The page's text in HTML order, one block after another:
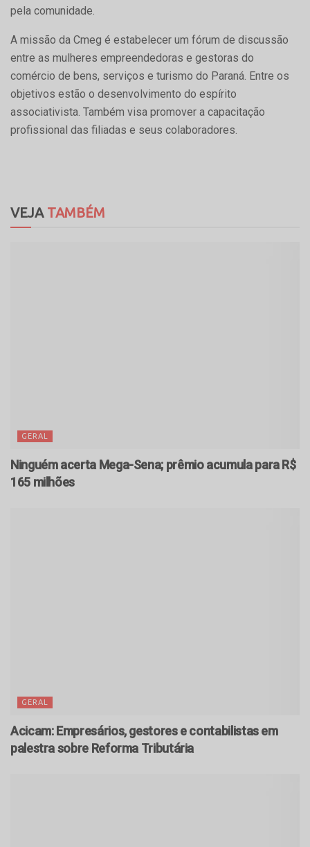
pela comunidade.
A missão da Cmeg é estabelecer um fórum de discussão
entre as mulheres empreendedoras e gestoras do
comércio de bens, serviços e turismo do Paraná. Entre os
objetivos estão o desenvolvimento do espírito
associativista. Também visa promover a capacitação
profissional das filiadas e seus colaboradores.
VEJATAMBÉM
GERAL
Ninguém acerta Mega-Sena; prêmio acumula para R$
165 milhões
GERAL
Acicam: Empresários, gestores e contabilistas em
palestra sobre Reforma Tributária